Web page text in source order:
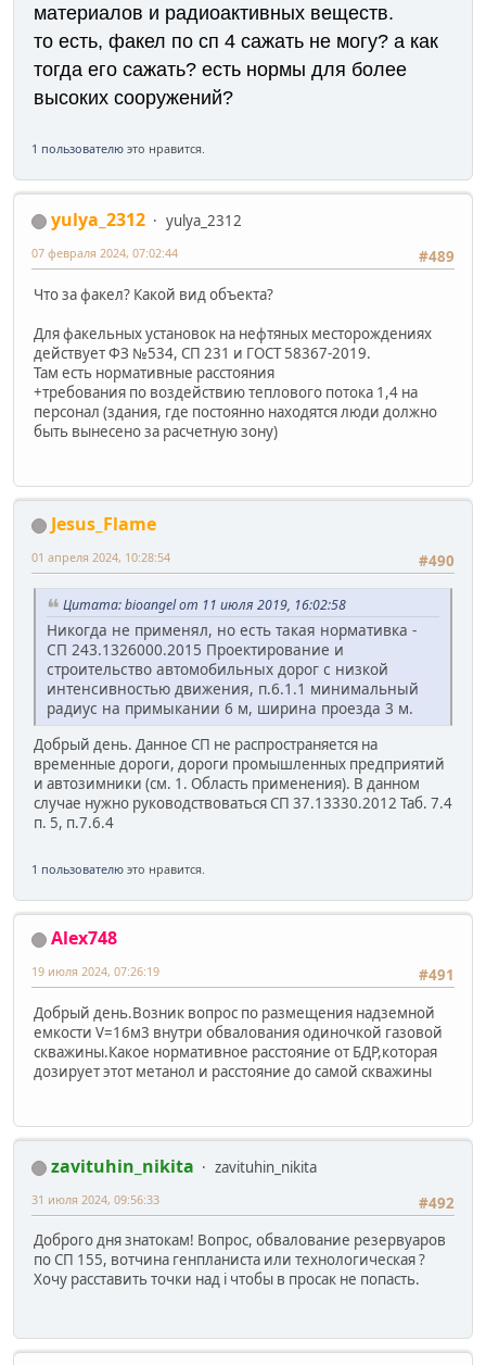
материалов и радиоактивных веществ.
то есть, факел по сп 4 сажать не могу? а как
тогда его сажать? есть нормы для более
высоких сооружений?
1 пользователю это нравится.
yulya_2312
yulya_2312
#489
07 февраля 2024, 07:02:44
Что за факел? Какой вид объекта?
Для факельных установок на нефтяных месторождениях
действует ФЗ №534, СП 231 и ГОСТ 58367-2019.
Там есть нормативные расстояния
+требования по воздействию теплового потока 1,4 на
персонал (здания, где постоянно находятся люди должно
быть вынесено за расчетную зону)
Jesus_Flame
#490
01 апреля 2024, 10:28:54
Цитата: bioangel от 11 июля 2019, 16:02:58
Никогда не применял, но есть такая нормативка -
СП 243.1326000.2015 Проектирование и
строительство автомобильных дорог с низкой
интенсивностью движения, п.6.1.1 минимальный
радиус на примыкании 6 м, ширина проезда 3 м.
Добрый день. Данное СП не распространяется на
временные дороги, дороги промышленных предприятий
и автозимники (см. 1. Область применения). В данном
случае нужно руководствоваться СП 37.13330.2012 Таб. 7.4
п. 5, п.7.6.4
1 пользователю это нравится.
Alex748
#491
19 июля 2024, 07:26:19
Добрый день.Возник вопрос по размещения надземной
емкости V=16м3 внутри обвалования одиночкой газовой
скважины.Какое нормативное расстояние от БДР,которая
дозирует этот метанол и расстояние до самой скважины
zavituhin_nikita
zavituhin_nikita
#492
31 июля 2024, 09:56:33
Доброго дня знатокам! Вопрос, обвалование резервуаров
по СП 155, вотчина генпланиста или технологическая ?
Хочу расставить точки над i чтобы в просак не попасть.